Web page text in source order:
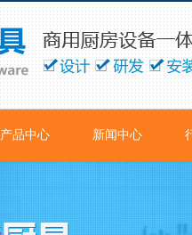
产品中心 新闻中心